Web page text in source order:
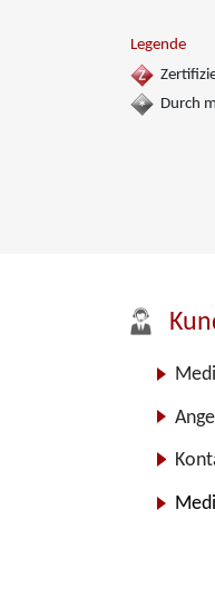
Legende
Durch